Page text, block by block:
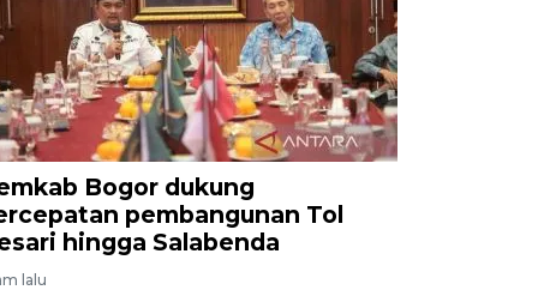
Bogor dukung
pembangunan Tol
hingga Salabenda
lalu